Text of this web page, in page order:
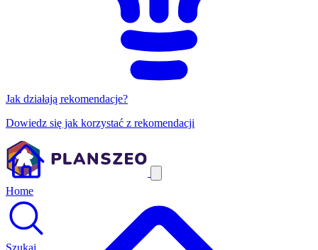
Jak działają rekomendacje?
Dowiedz się jak korzystać z rekomendacji
Home
Szukaj